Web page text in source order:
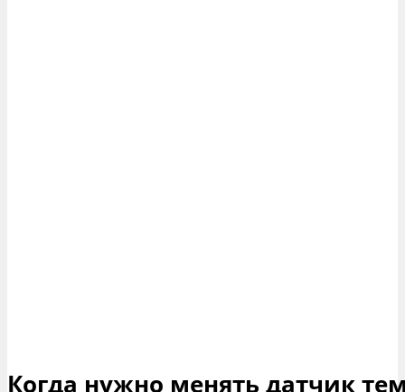
Когда нужно менять датчик